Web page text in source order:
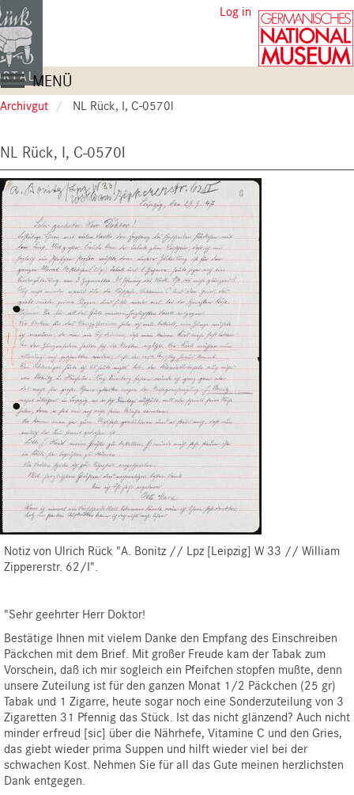
Skip
to
main
content
User
account
menu
Log in
Main
navigation
MENÜ
Archivgut NL Rück, I, C-0570l
NL Rück, I, C-0570l
Notiz von Ulrich Rück "A. Bonitz // Lpz [Leipzig] W 33 // William
Zippererstr. 62/I".
"Sehr geehrter Herr Doktor!
Bestätige Ihnen mit vielem Danke den Empfang des Einschreiben
Päckchen mit dem Brief. Mit großer Freude kam der Tabak zum
Vorschein, daß ich mir sogleich ein Pfeifchen stopfen mußte, denn
unsere Zuteilung ist für den ganzen Monat 1/2 Päckchen (25 gr)
Tabak und 1 Zigarre, heute sogar noch eine Sonderzuteilung von 3
Zigaretten 31 Pfennig das Stück. Ist das nicht glänzend? Auch nicht
minder erfreud [sic] über die Nährhefe, Vitamine C und den Gries,
das giebt wieder prima Suppen und hilft wieder viel bei der
schwachen Kost. Nehmen Sie für all das Gute meinen herzlichsten
Dank entgegen.